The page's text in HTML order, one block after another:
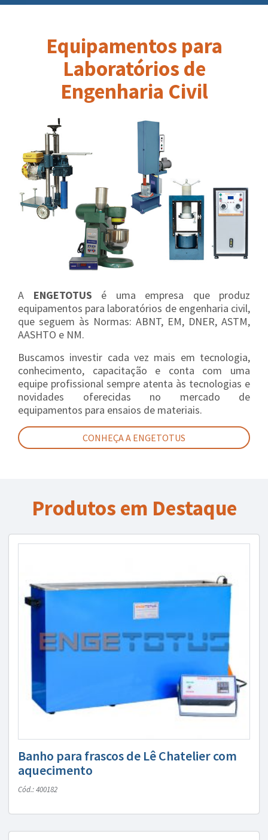
Equipamentos para
Laboratórios de
Engenharia Civil
A ENGETOTUS é uma empresa que produz
equipamentos para laboratórios de engenharia civil,
que seguem às Normas: ABNT, EM, DNER, ASTM,
AASHTO e NM.
Buscamos investir cada vez mais em tecnologia,
conhecimento, capacitação e conta com uma
equipe profissional sempre atenta às tecnologias e
novidades oferecidas no mercado de
equipamentos para ensaios de materiais.
CONHEÇA A ENGETOTUS
Produtos em Destaque
Banho para frascos de Lê Chatelier com
aquecimento
Cód.: 400182